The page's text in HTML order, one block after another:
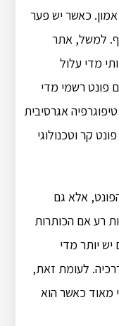
כאשר יש פער
למשל, אתר
מדי עלול
פונט רשמי מדי
אגרסיבית
קר וטכנולוגי
אלא גם
רע אם הכותרות
יותר מדי
לעומת זאת,
מאוד כאשר הוא